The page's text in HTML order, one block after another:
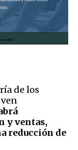
de los
y ventas,
reducción de